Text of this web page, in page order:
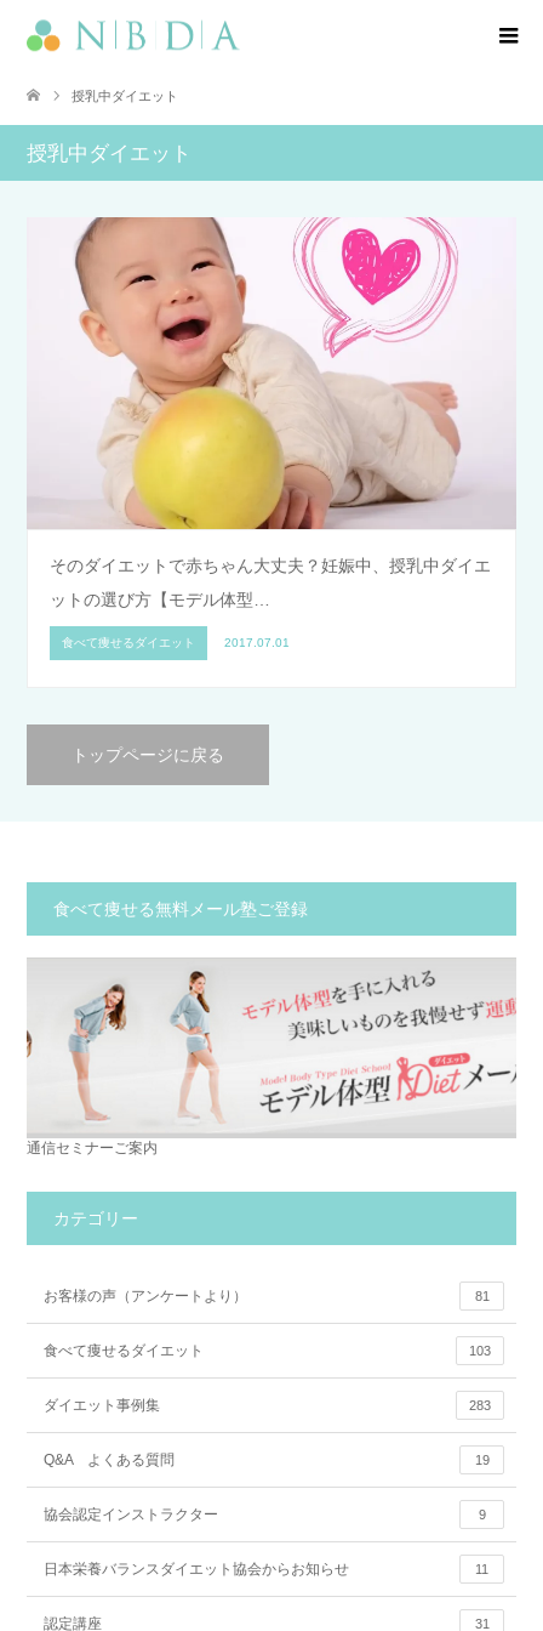
授乳中ダイエット
授乳中ダイエット
そのダイエットで赤ちゃん大丈夫？妊娠中、授乳中ダイエ
ットの選び方【モデル体型…
食べて痩せるダイエット 2017.07.01
トップページに戻る
食べて痩せる無料メール塾ご登録
通信セミナーご案内
カテゴリー
お客様の声（アンケートより） 81
食べて痩せるダイエット 103
ダイエット事例集 283
Q&A よくある質問 19
協会認定インストラクター 9
日本栄養バランスダイエット協会からお知らせ 11
認定講座 31